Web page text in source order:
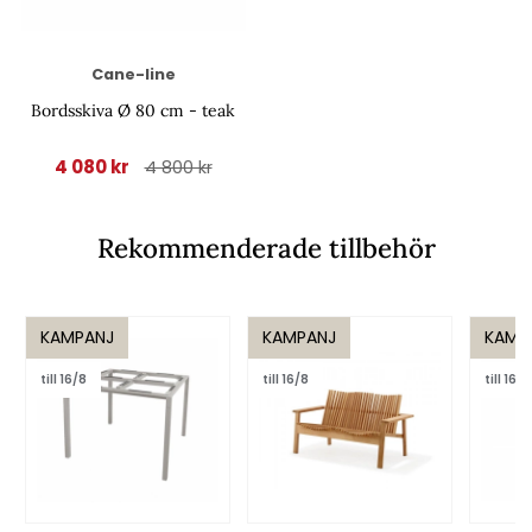
Cane-line
Bordsskiva Ø 80 cm - teak
4 080 kr 4 800 kr
Rekommenderade tillbehör
KAMPANJ
till 16/8
KAMPANJ
till 16/8 till 16/8